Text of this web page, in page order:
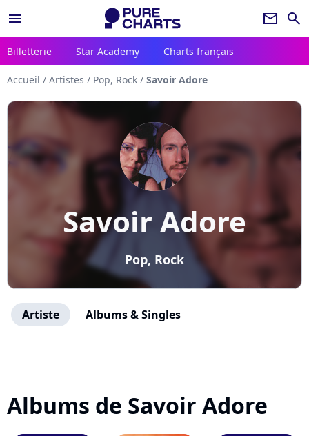
menu newsletter search
Billetterie Star Academy Charts français
Accueil / Artistes / Pop, Rock / Savoir Adore
Savoir Adore
Pop, Rock
Artiste Albums & Singles
Albums de Savoir Adore